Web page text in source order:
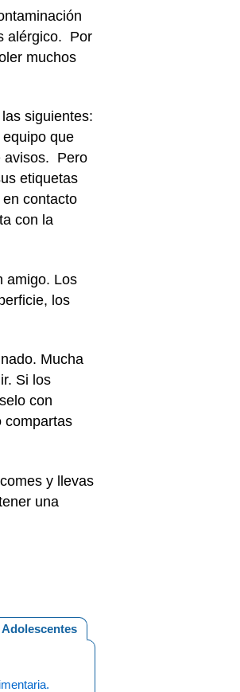
alérgico. Por
muchos
siguientes:
que
avisos. Pero
etiquetas
contacto
con la
amigo. Los
los
Mucha
Si los
con
compartas
y llevas
una
Adolescentes